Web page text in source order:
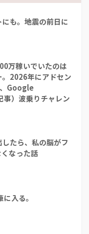
も。地震の前日に
万稼いでいたのは
2026年にアドセン
Google
）波乗りチャレン
たら、私の脳がフ
なった話
入る。